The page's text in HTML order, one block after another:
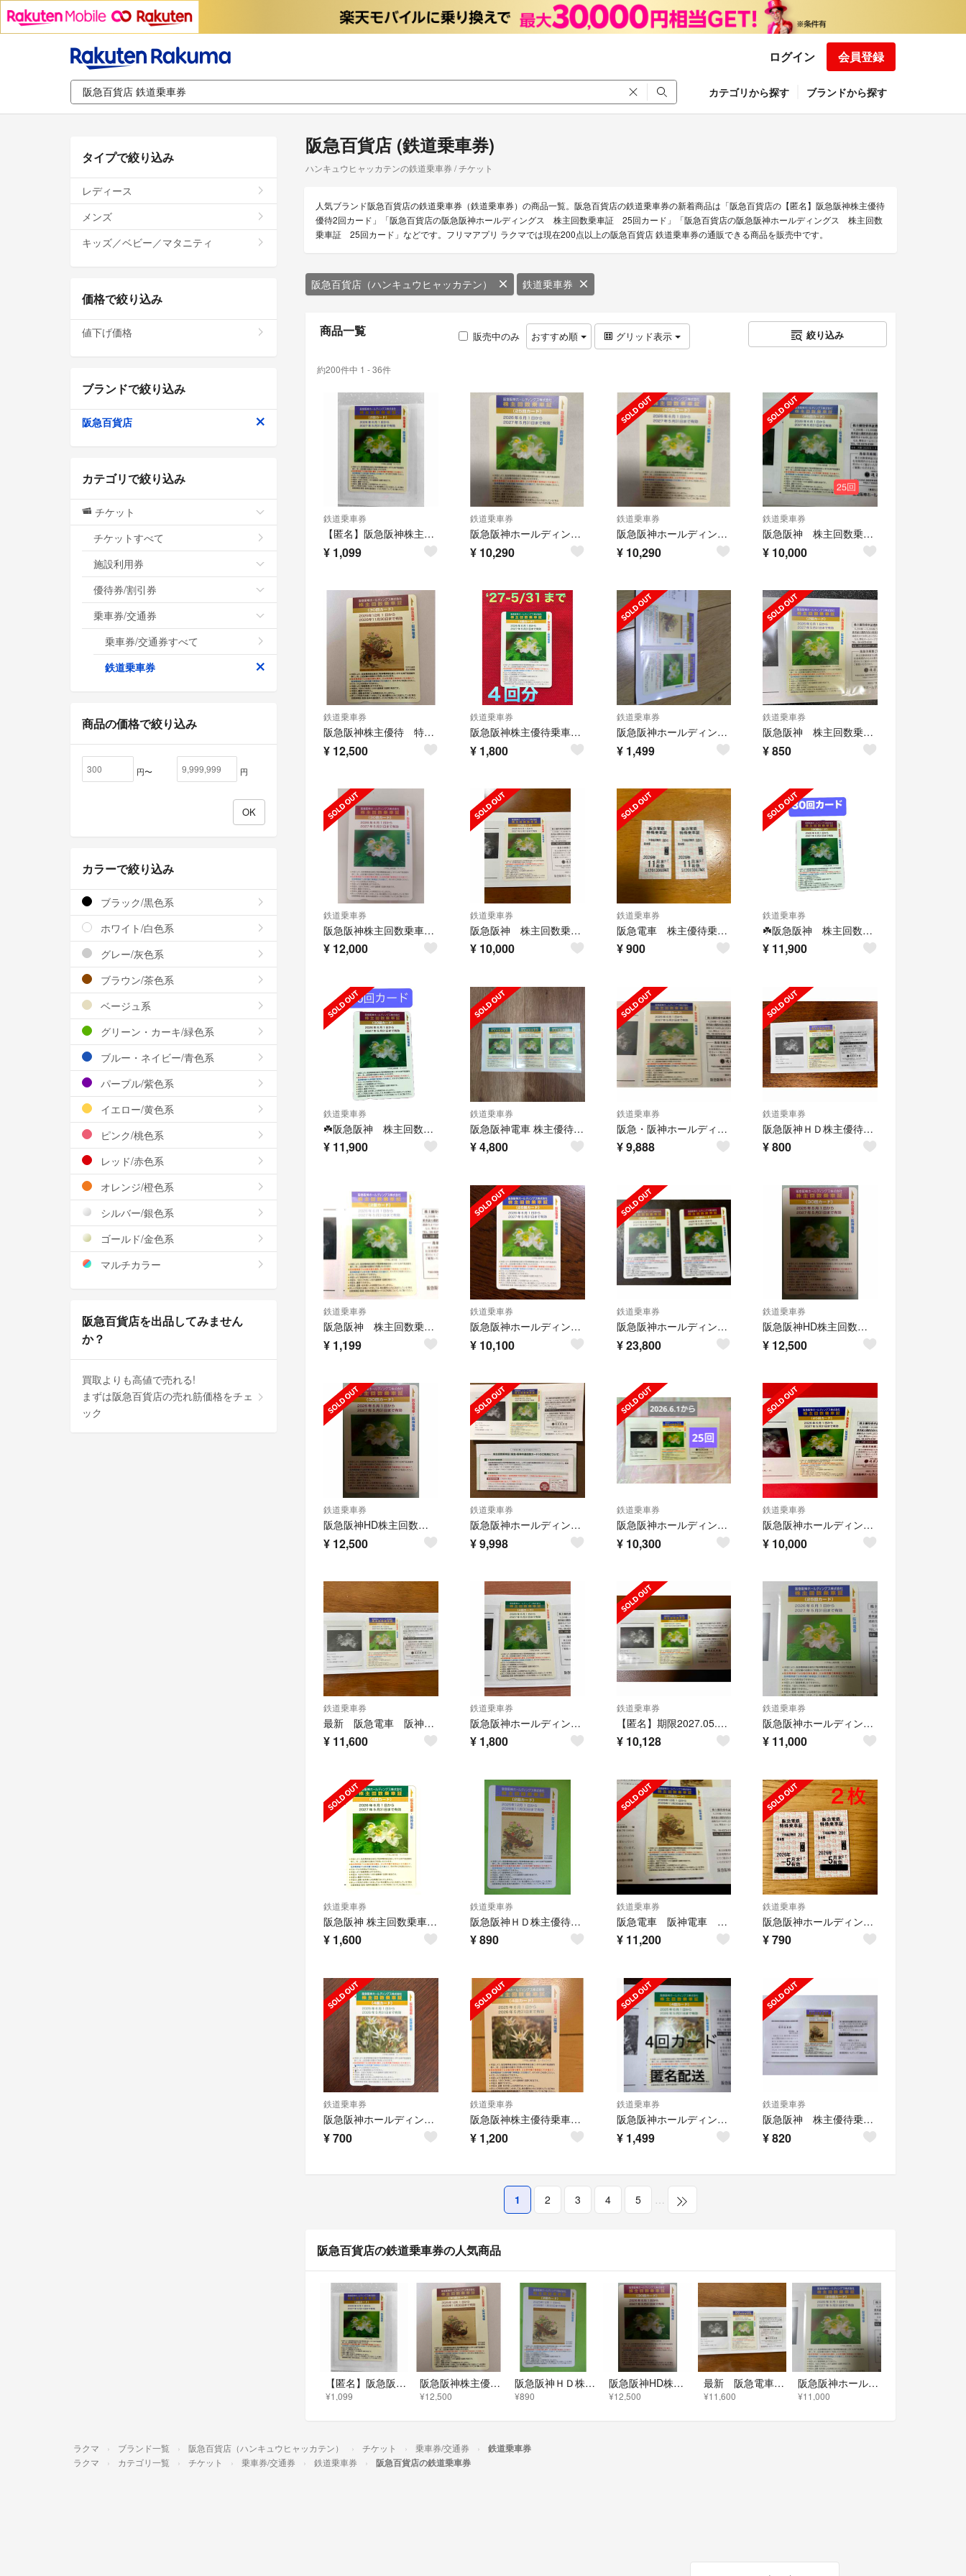
ログイン 会員登録
カテゴリから探す ブランドから探す
阪急百貨店 (鉄道乗車券)
ハンキュウヒャッカテンの鉄道乗車券 / チケット
人気ブランド阪急百貨店の鉄道乗車券（鉄道乗車券）の商品一覧。阪急百貨店の鉄道乗車券の新着商品は「阪急百貨店の【匿名】阪急阪神株主優待
優待2回カード」「阪急百貨店の阪急阪神ホールディングス 株主回数乗車証 25回カード」「阪急百貨店の阪急阪神ホールディングス 株主回数
乗車証 25回カード」などです。フリマアプリ ラクマでは現在200点以上の阪急百貨店 鉄道乗車券の通販できる商品を販売中です。
阪急百貨店（ハンキュウヒャッカテン） 鉄道乗車券
商品一覧 販売中のみ おすすめ順 グリッド表示 絞り込み
約200件中 1 - 36件
鉄道乗車券
【匿名】阪急阪神株主優待優待2回カード
¥ 1,099
鉄道乗車券
阪急阪神ホールディングス 株主回数乗車証 25回カード
¥ 10,290
鉄道乗車券
阪急阪神ホールディングス 株主回数乗車証 25回カード
¥ 10,290
鉄道乗車券
阪急阪神 株主回数乗車証
¥ 10,000
鉄道乗車券
阪急阪神株主優待 特殊乗車証 カードタイプ
¥ 12,500
鉄道乗車券
阪急阪神株主優待乗車券と割引券
¥ 1,800
鉄道乗車券
阪急阪神ホールディングス 株主優待乗車証２回カード 2枚
¥ 1,499
鉄道乗車券
阪急阪神 株主回数乗車証 2回
¥850
鉄道乗車券
阪急阪神株主回数乗車券 ３０回
¥ 12,000
鉄道乗車券
阪急阪神 株主回数乗車証25回カード
¥ 10,000
鉄道乗車券
阪急電車 株主優待乗車証 ２枚
¥900
鉄道乗車券
☘️阪急阪神 株主回数乗車証 30回☘️
¥ 11,900
鉄道乗車券
☘️阪急阪神 株主回数乗車証 30回☘️
¥ 11,900
鉄道乗車券
阪急阪神電車 株主優待乗車券 12回分
¥4,800
鉄道乗車券
阪急・阪神ホールディングス優待乗車券 25回カード 2027年5月31日まで有効
¥9,888
鉄道乗車券
阪急阪神ＨＤ株主優待券(株主回数乗車証:２回カード)
¥800
鉄道乗車券
阪急阪神 株主回数乗車券2回カード
¥ 1,199
鉄道乗車券
阪急阪神ホールディングス 株主回数乗車証 25回カード 2027年5月31日まで
¥ 10,100
鉄道乗車券
阪急阪神ホールディングス株主優待乗車証
¥23,800
鉄道乗車券
阪急阪神HD株主回数乗車証30回分
¥ 12,500
鉄道乗車券
阪急阪神HD株主回数乗車証30回分
¥ 12,500
鉄道乗車券
阪急阪神ホールディングス 株主回数乗車券 25回カード
¥9,998
鉄道乗車券
阪急阪神ホールディングス 株主優待券 株主回数乗車証 25回カード
¥ 10,300
鉄道乗車券
阪急阪神ホールディングス 25回分 株主回数乗車証
¥ 10,000
鉄道乗車券
最新 阪急電車 阪神電車 ２５回 株主優待
¥ 11,600
鉄道乗車券
阪急阪神ホールディングス株主回数乗車証
¥ 1,800
鉄道乗車券
【匿名】期限2027.05.31◆阪急・阪神共通回数カード25回
¥ 10,128
鉄道乗車券
阪急阪神ホールディングス 株主回数乗車証 25回カード
¥ 11,000
鉄道乗車券
阪急阪神 株主回数乗車証 ４回カード✖１枚
¥ 1,600
鉄道乗車券
阪急阪神ＨＤ株主優待券(株主回数乗車証:２回カード
¥890
鉄道乗車券
阪急電車 阪神電車 回数券 25回
¥ 11,200
鉄道乗車券
阪急阪神ホールディングス 株主優待回数乗車証 2枚
¥790
鉄道乗車券
阪急阪神ホールディングス 株主回数乗車証 2回分 2026年5月末まで
¥700
鉄道乗車券
阪急阪神株主優待乗車券3回分
¥ 1,200
鉄道乗車券
阪急阪神ホールディングス株式会社 株主優待乗車券
¥ 1,499
鉄道乗車券
阪急阪神 株主優待乗車券 2回カード
¥820
1 2 3 4 5 …
阪急百貨店の鉄道乗車券の人気商品
【匿名】阪急阪神株主優待優待2回カード
¥1,099
阪急阪神株主優待 特殊乗車証 カードタイプ
¥12,500
阪急阪神ＨＤ株主優待券(株主回数乗車証:２回カード
¥890
阪急阪神HD株主回数乗車証30回分
¥12,500
最新 阪急電車 阪神電車 ２５回 株主優待
¥11,600
阪急阪神ホールディングス 株主回数乗車証 25回カード
¥11,000
タイプで絞り込み
レディース
メンズ
キッズ／ベビー／マタニティ
価格で絞り込み
値下げ価格
ブランドで絞り込み
阪急百貨店
カテゴリで絞り込み
チケット
チケットすべて
施設利用券
優待券/割引券
乗車券/交通券
乗車券/交通券すべて
鉄道乗車券
商品の価格で絞り込み
円〜 円
カラーで絞り込み
ブラック/黒色系
ホワイト/白色系
グレー/灰色系
ブラウン/茶色系
ベージュ系
グリーン・カーキ/緑色系
ブルー・ネイビー/青色系
パープル/紫色系
イエロー/黄色系
ピンク/桃色系
レッド/赤色系
オレンジ/橙色系
シルバー/銀色系
ゴールド/金色系
マルチカラー
阪急百貨店を出品してみません
か？
買取よりも高値で売れる!
まずは阪急百貨店の売れ筋価格をチェ
ック
ラクマ ブランド一覧 阪急百貨店（ハンキュウヒャッカテン） チケット 乗車券/交通券 鉄道乗車券
ラクマ カテゴリ一覧 チケット 乗車券/交通券 鉄道乗車券 阪急百貨店の鉄道乗車券